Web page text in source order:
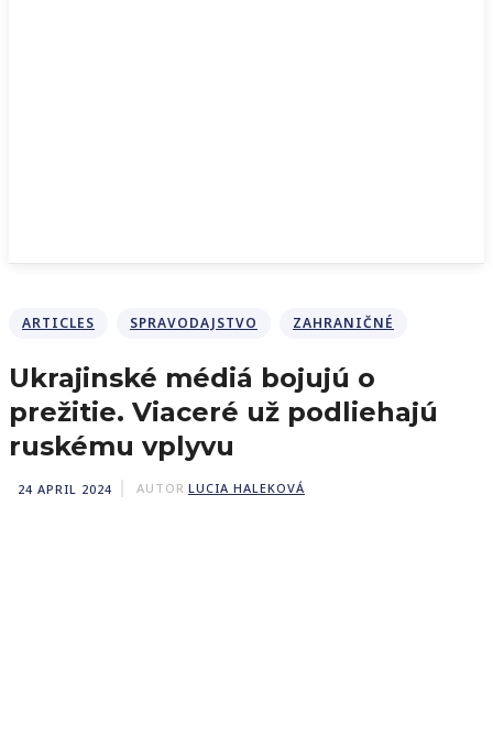
ARTICLES SPRAVODAJSTVO ZAHRANIČNÉ
Ukrajinské médiá bojujú o
prežitie. Viaceré už podliehajú
ruskému vplyvu
24 APRIL 2024 AUTOR LUCIA HALEKOVÁ